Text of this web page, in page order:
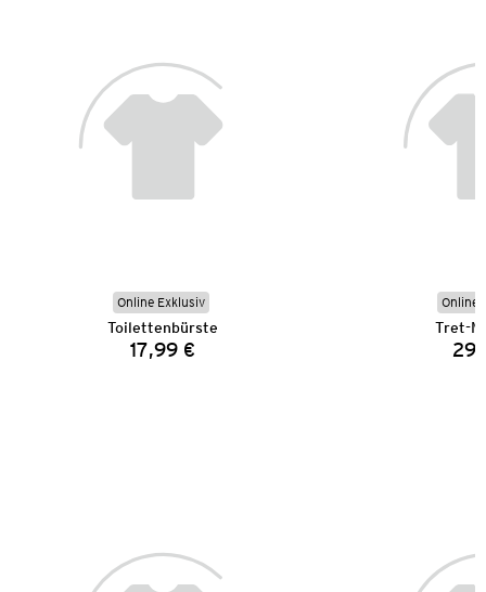
Online Exklusiv
Toilettenbürste
Preis:
17,99 €
Online
Tret-